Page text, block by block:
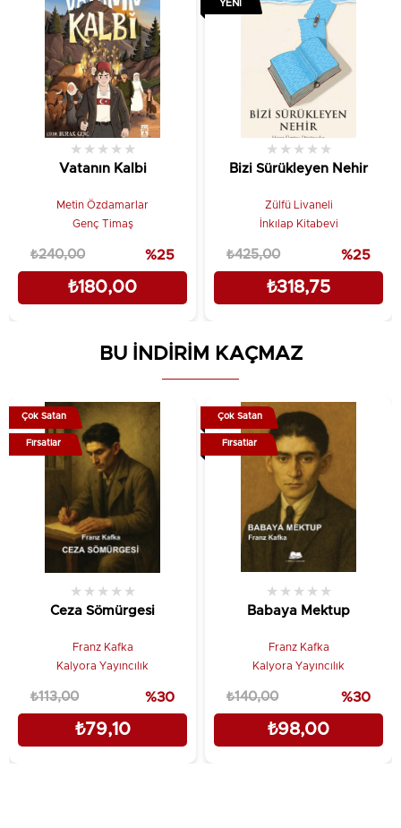
Vatanın Kalbi
★ ★ ★ ★ ★
Metin Özdamarlar
Genç Timaş
₺180,00
₺240,00 %25
Bizi Sürükleyen Nehir
★ ★ ★ ★ ★
Zülfü Livaneli
İnkılap Kitabevi
₺318,75
₺425,00 %25
YENI
BU İNDİRİM KAÇMAZ
Ceza Sömürgesi
★ ★ ★ ★ ★
Franz Kafka
Kalyora Yayıncılık
₺79,10
₺113,00 %30
Çok Satan
Fırsatlar
Babaya Mektup
★ ★ ★ ★ ★
Franz Kafka
Kalyora Yayıncılık
₺98,00
₺140,00 %30
Çok Satan
Fırsatlar